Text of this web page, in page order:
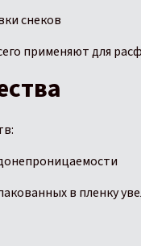
снеков
применяют для
в пленку